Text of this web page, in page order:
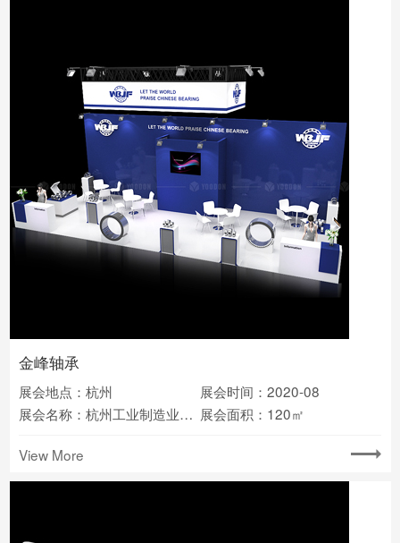
金峰轴承
展会地点：杭州
展会时间：2020-08
展会名称：杭州工业制造业博览会 展会面积：120㎡
View More